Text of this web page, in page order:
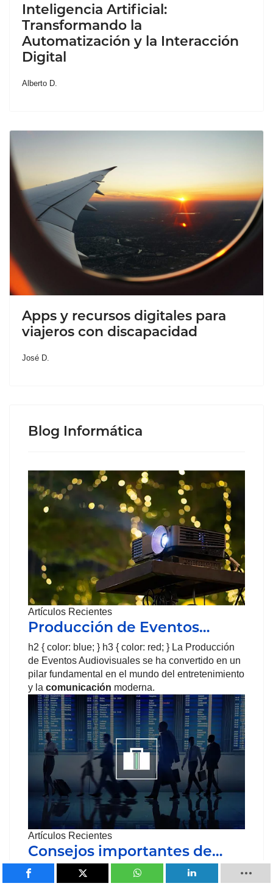
Inteligencia Artificial:
Transformando la
Automatización y la Interacción
Digital
Alberto D.
Apps y recursos digitales para
viajeros con discapacidad
José D.
Blog Informática
Artículos Recientes
Producción de Eventos…
h2 { color: blue; } h3 { color: red; } La Producción
de Eventos Audiovisuales se ha convertido en un
pilar fundamental en el mundo del entretenimiento
y la comunicación moderna.
Artículos Recientes
Consejos importantes de…
Viajar es una forma estupenda de desconectar del